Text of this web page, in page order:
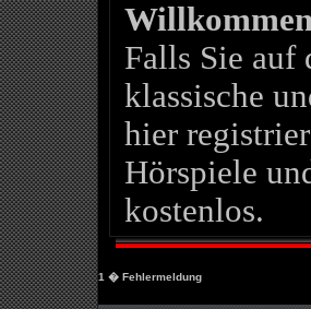
Falls Sie auf
klassische
hier
Hörspiele
kostenlos.
1 � Fehlermeldung